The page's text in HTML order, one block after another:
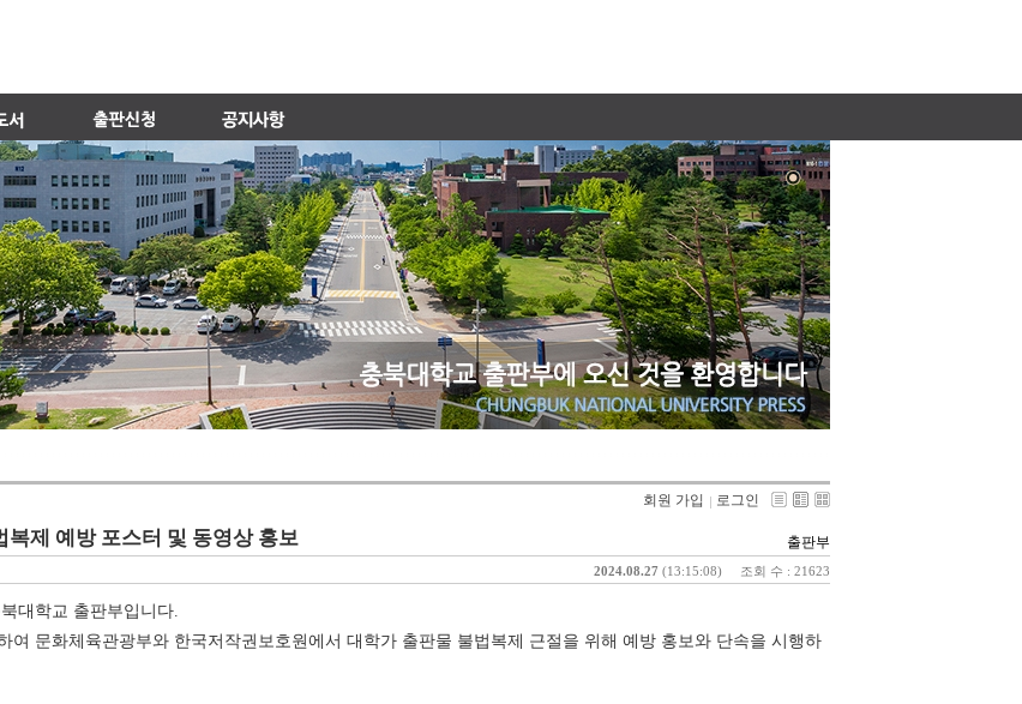
회원 가입 로그인
복제 예방 포스터 및 동영상 홍보 출판부
조회 수 : 21623
2024.08.27 (13:15:08)
대학교 출판부입니다.
여 문화체육관광부와 한국저작권보호원에서 대학가 출판물 불법복제 근절을 위해 예방 홍보와 단속을 시행하